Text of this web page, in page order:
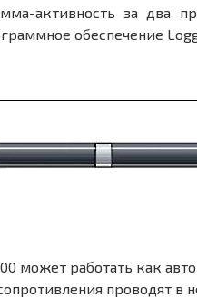
активность за два
обеспечение
может работать как
проводят